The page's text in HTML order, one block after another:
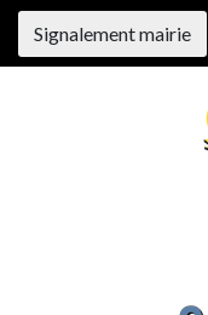
Signalement mairie